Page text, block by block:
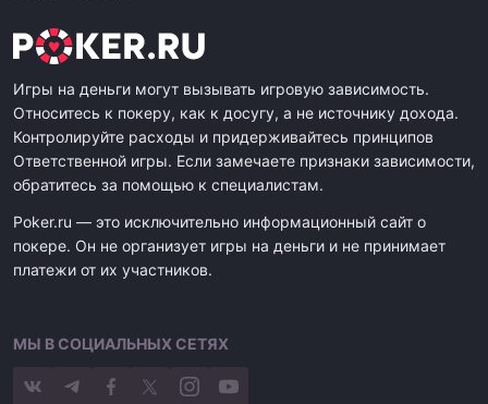
Игры на деньги могут вызывать игровую зависимость.
Относитесь к покеру, как к досугу, а не источнику дохода.
Контролируйте расходы и придерживайтесь принципов
Ответственной игры. Если замечаете признаки зависимости,
обратитесь за помощью к специалистам.
Poker.ru — это исключительно информационный сайт о
покере. Он не организует игры на деньги и не принимает
платежи от их участников.
МЫ В СОЦИАЛЬНЫХ СЕТЯХ